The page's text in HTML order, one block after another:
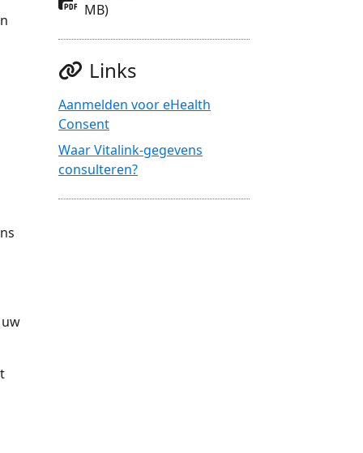
MB)
Links
Aanmelden voor eHealth
Consent
Waar Vitalink-gegevens
consulteren?